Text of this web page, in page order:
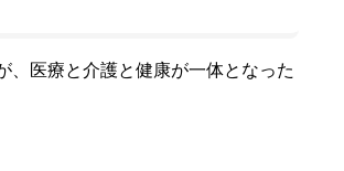
、医療と介護と健康が一体となった